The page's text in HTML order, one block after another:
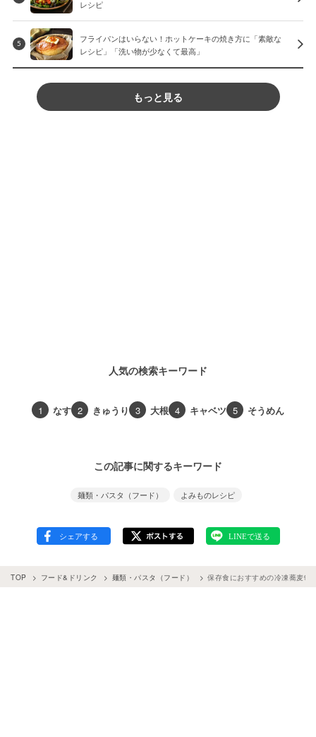
レシピ
5
フライパンはいらない！ホットケーキの焼き方に「素敵な
レシピ」「洗い物が少なくて最高」
もっと見る
人気の検索キーワード
1 なす 2 きゅうり 3 大根 4 キャベツ 5 そうめん
この記事に関するキーワード
麺類・パスタ（フード） よみものレシピ
TOP フード&ドリンク 麺類・パスタ（フード） 保存食におすすめの冷凍蕎麦9